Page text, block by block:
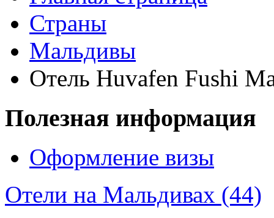
Страны
Мальдивы
Отель Huvafen Fushi
Полезная информация
Оформление визы
Отели на Мальдивах (44)